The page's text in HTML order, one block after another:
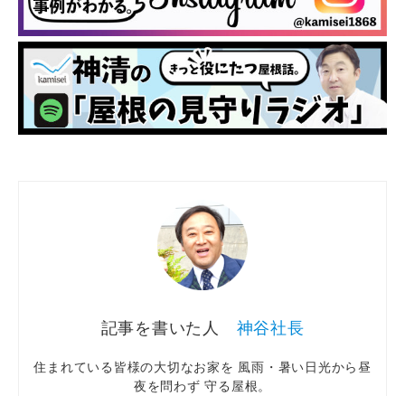
神谷社長
住まれている皆様の大切なお家を 風雨・暑い日光から昼
夜を問わず 守る屋根。